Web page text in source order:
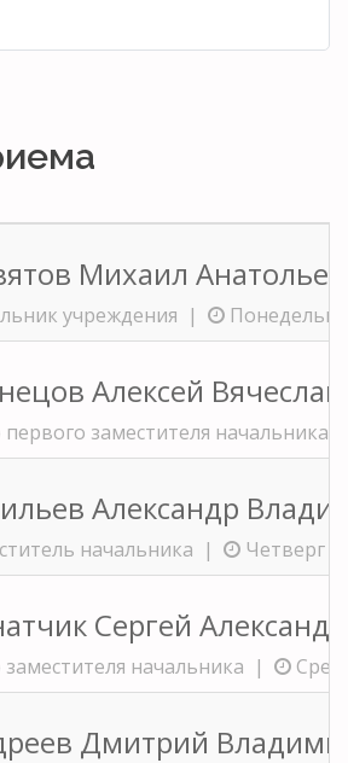
Михаил
учреждения |
Алексей
первого заместителя
Александр
начальника | Четверг
Сергей
заместителя начальника |
Дмитрий